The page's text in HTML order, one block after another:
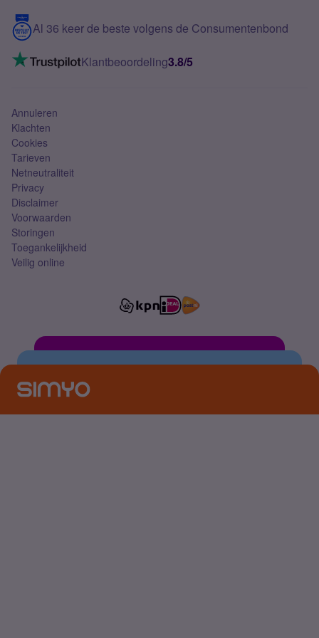
5G internet
Mobiel internet
Mobiel abonnement
Contact
VoLTE 4G bellen
Al 36 keer de beste volgens de Consumentenbond
Klantbeoordeling3.8/5
Annuleren
Klachten
Cookies
Tarieven
Netneutraliteit
Privacy
Disclaimer
Voorwaarden
Storingen
Toegankelijkheid
Veilig online